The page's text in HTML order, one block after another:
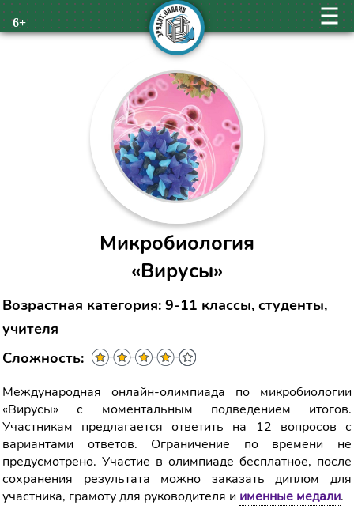
6+
Микробиология
«Вирусы»
Возрастная категория: 9-11 классы, студенты,
учителя
Сложность:
Международная онлайн-олимпиада по микробиологии
«Вирусы» с моментальным подведением итогов.
Участникам предлагается ответить на 12 вопросов с
вариантами ответов. Ограничение по времени не
предусмотрено. Участие в олимпиаде бесплатное, после
сохранения результата можно заказать диплом для
участника, грамоту для руководителя и именные медали.